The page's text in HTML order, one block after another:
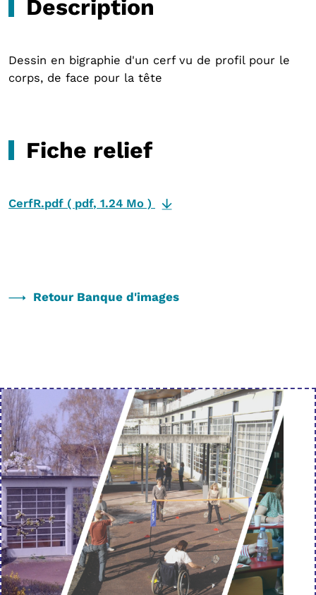
Description
Dessin en bigraphie d'un cerf vu de profil pour le
corps, de face pour la tête
Fiche relief
CerfR.pdf ( pdf, 1.24 Mo )
Retour Banque d'images